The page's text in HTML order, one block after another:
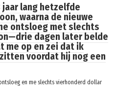
jaar lang hetzelfde
waarna de nieuwe
ontsloeg met slechts
dagen later belde
me op en zei dat ik
voordat hij nog een
en me slechts vierhonderd dollar